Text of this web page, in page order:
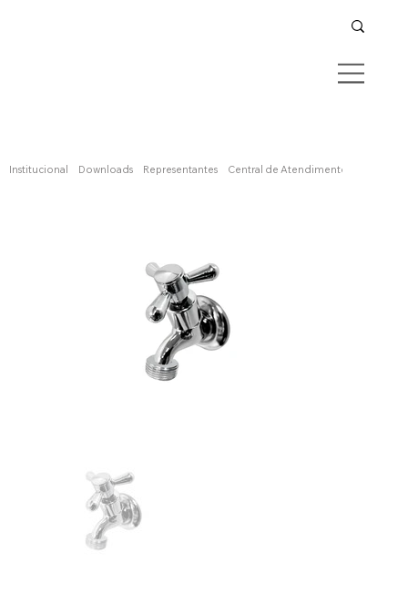
Confira aqui
Institucional Downloads Representantes Central de Atendimento